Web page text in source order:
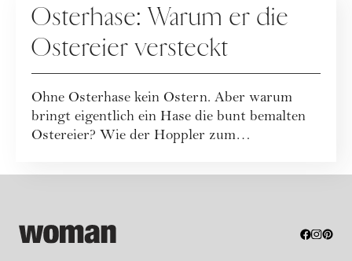
Osterhase: Warum er die
Ostereier versteckt
Ohne Osterhase kein Ostern. Aber warum
bringt eigentlich ein Hase die bunt bemalten
Ostereier? Wie der Hoppler zum